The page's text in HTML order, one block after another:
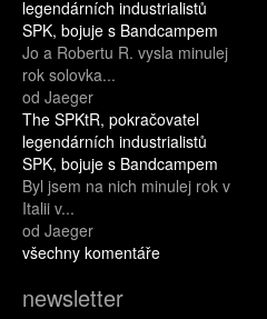
legendárních industrialistů
SPK, bojuje s Bandcampem
Jo a Robertu R. vysla minulej
rok solovka...
od Jaeger
The SPKtR, pokračovatel
legendárních industrialistů
SPK, bojuje s Bandcampem
Byl jsem na nich minulej rok v
Italii v...
od Jaeger
všechny komentáře
newsletter